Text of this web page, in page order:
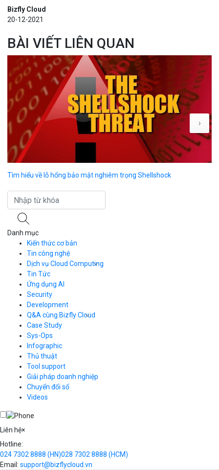
Bizfly Cloud
20-12-2021
BÀI VIẾT LIÊN QUAN
Tìm hiểu về lỗ hổng bảo mật nghiêm trọng Shellshock
›
Danh mục
Kiến thức cơ bản
Tin công nghệ
Dịch vụ Cloud Computing
Cloud Server
CDN
Load Balancer
Auto Scaling
Container Registry
Kubernetes
Cloud Database
Call Center
Business Email
Simple Storage
VOD
VPN
Traffic Manager
Cloud VPS
Videos
Tin Tức
Ứng dụng AI
Security
Development
Q&A cùng Bizfly Cloud
Q&A về Bizfly Cloud Server
Thao tác kết nối tới server
Videos
Q&A về Bizfly Business Email
Videos
Case Study
Sys-Ops
Infographic
Thủ thuật
Tool support
Giải pháp doanh nghiệp
Chuyển đổi số
Videos
Liên hệ×
Hotline:
024 7302 8888 (HN)028 7302 8888 (HCM)
Email: support@bizflycloud.vn